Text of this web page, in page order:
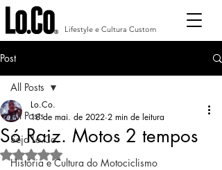
Lifestyle e Cultura Custom
Post
All Posts
Seja Lo.Co.
História e Cultura do Motociclismo
All Posts
Só Raiz. Motos 2 tempos
Lo.Co.
18 de mai. de 2022 2 min de leitura
Avaliado com NaN de 5 estrelas.